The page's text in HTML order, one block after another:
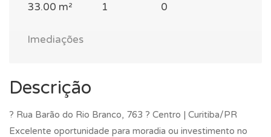
33.00 m²
1
0
Imediações
Descrição
? Rua Barão do Rio Branco, 763 ? Centro | Curitiba/PR
Excelente oportunidade para moradia ou investimento no